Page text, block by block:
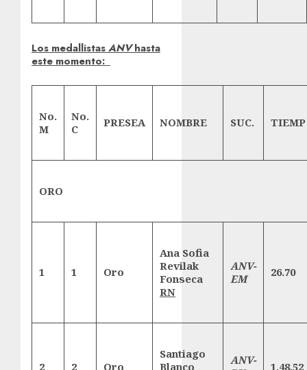
Los medallistasANVhasta
este momento:
No.
M
No.
C
PRESEA NOMBRE SUC. TIEMP
ORO
1 1 Oro
Ana Sofia
Revilak
Fonseca
RN
ANV-
EM
26.70
2 2 Oro
Santiago
Blanco
ANV-
1.48.52